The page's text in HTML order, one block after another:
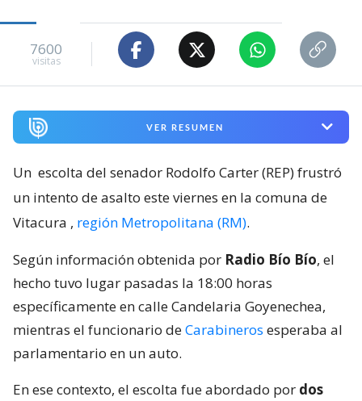
7600
visitas
VER RESUMEN
Un escolta del senador Rodolfo Carter (REP) frustró
un intento de asalto este viernes en la comuna de
Vitacura , región Metropolitana (RM).
Según información obtenida por Radio Bío Bío, el
hecho tuvo lugar pasadas la 18:00 horas
específicamente en calle Candelaria Goyenechea,
mientras el funcionario deCarabineros esperaba al
parlamentario en un auto.
En ese contexto, el escolta fue abordado por dos